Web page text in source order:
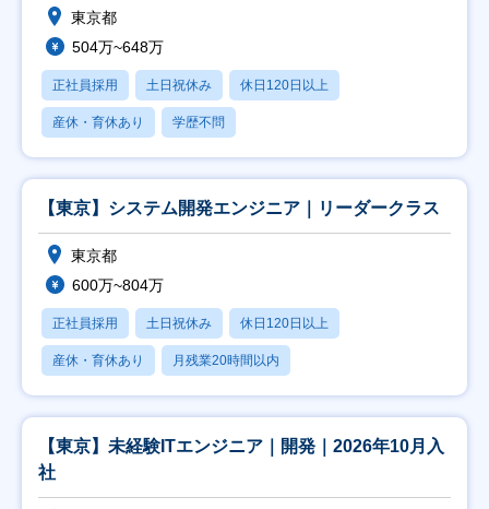
東京都
504万~648万
正社員採用 土日祝休み 休日120日以上
産休・育休あり 学歴不問
【東京】システム開発エンジニア｜リーダークラス
東京都
600万~804万
正社員採用 土日祝休み 休日120日以上
産休・育休あり 月残業20時間以内
【東京】未経験ITエンジニア｜開発｜2026年10月入
社